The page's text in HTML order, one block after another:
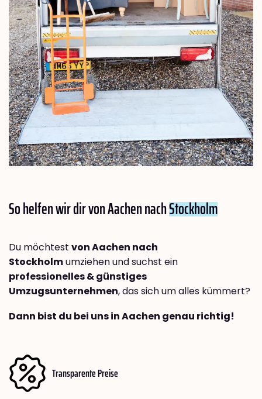
So helfen wir dir von Aachen nachStockholm
Du möchtest von Aachen nach
Stockholmumziehen und suchst ein
professionelles & günstiges
Umzugsunternehmen, das sich um alles kümmert?
Dann bist du bei uns in Aachen genau richtig!
Transparente Preise